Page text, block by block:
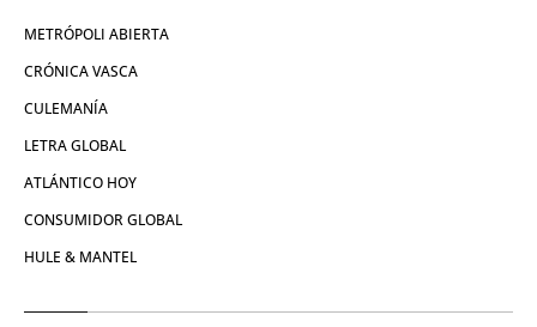
METRÓPOLI ABIERTA
CRÓNICA VASCA
CULEMANÍA
LETRA GLOBAL
ATLÁNTICO HOY
CONSUMIDOR GLOBAL
HULE & MANTEL